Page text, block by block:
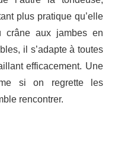
plus pratique qu’elle
crâne aux jambes en
il s’adapte à toutes
efficacement. Une
si on regrette les
rencontrer.